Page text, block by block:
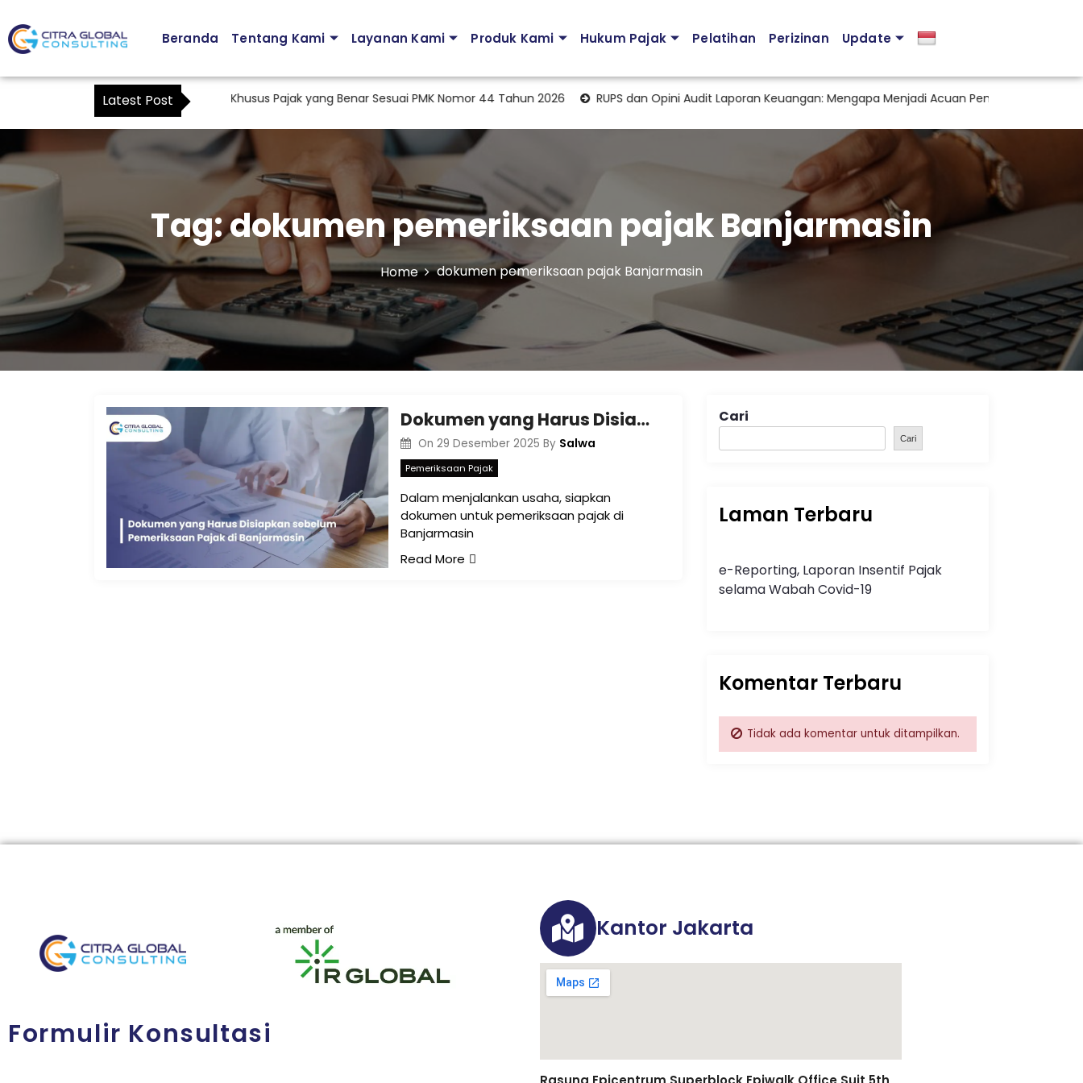
Beranda Tentang Kami Layanan Kami Produk Kami Hukum Pajak Pelatihan Perizinan Update
Latest Post
Cara Membuat Surat Kuasa Khusus Pajak yang Benar Sesuai PMK Nomor 44 Tahun 2026 RUPS dan Opini Audit Laporan Keuangan: Mengapa Menjadi Acuan Penting dalam
Tag:dokumen pemeriksaan pajak Banjarmasin
Home dokumen pemeriksaan pajak Banjarmasin
Dokumen yang Harus Disiapkan sebelum Pemeriksaan Pajak di Banjarmasin
On 29 Desember 2025 By Salwa
Pemeriksaan Pajak
Dalam menjalankan usaha, siapkan
dokumen untuk pemeriksaan pajak di
Banjarmasin
Read More
Cari
Cari
Laman Terbaru
e-Reporting, Laporan Insentif Pajak
selama Wabah Covid-19
Komentar Terbaru
Tidak ada komentar untuk ditampilkan.
Formulir Konsultasi
Kantor Jakarta